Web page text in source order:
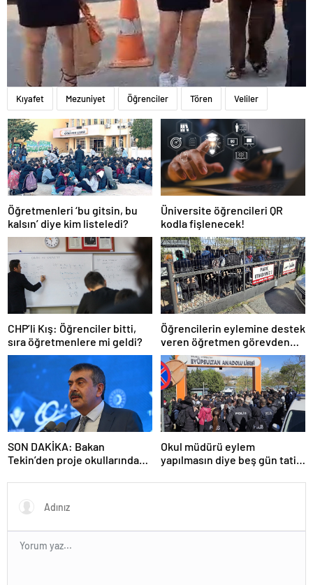
Kıyafet Mezuniyet Öğrenciler Tören Veliler
Öğretmenleri ‘bu gitsin, bu
kalsın’ diye kim listeledi?
Üniversite öğrencileri QR
kodla fişlenecek!
CHP’li Kış: Öğrenciler bitti,
sıra öğretmenlere mi geldi?
Öğrencilerin eylemine destek
veren öğretmen görevden
uzaklaştırıldı
SON DAKİKA: Bakan
Tekin’den proje okullarındaki
Okul müdürü eylem
yapılmasın diye beş gün tatil